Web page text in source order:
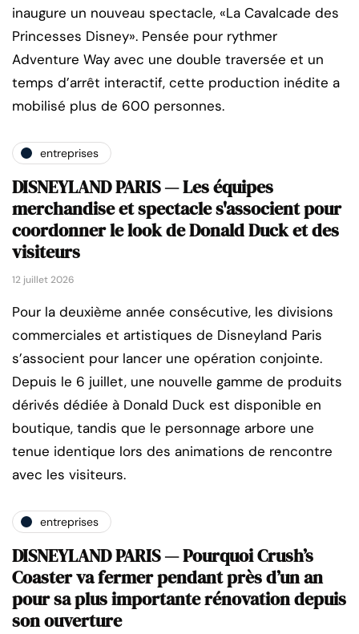
inaugure un nouveau spectacle, «La Cavalcade des
Princesses Disney». Pensée pour rythmer
Adventure Way avec une double traversée et un
temps d’arrêt interactif, cette production inédite a
mobilisé plus de 600 personnes.
entreprises
DISNEYLAND PARIS — Les équipes
merchandise et spectacle s'associent pour
coordonner le look de Donald Duck et des
visiteurs
12 juillet 2026
Pour la deuxième année consécutive, les divisions
commerciales et artistiques de Disneyland Paris
s’associent pour lancer une opération conjointe.
Depuis le 6 juillet, une nouvelle gamme de produits
dérivés dédiée à Donald Duck est disponible en
boutique, tandis que le personnage arbore une
tenue identique lors des animations de rencontre
avec les visiteurs.
entreprises
DISNEYLAND PARIS — Pourquoi Crush’s
Coaster va fermer pendant près d’un an
pour sa plus importante rénovation depuis
son ouverture